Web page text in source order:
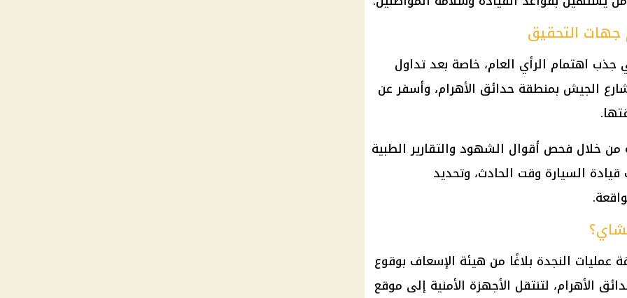
جهات التحقيق
اهتمام الرأي العام، خاصة بعد تداول
الجيش بمنطقة حدائق الأهرام، وأسفر عن
خلال فحص أقوال الشهود والتقارير الطبية
السيارة وقت الحادث، وتحديد
عمليات النجدة بلاغًا من هيئة الإسعاف بوقوع
الأهرام، لتنتقل الأجهزة الأمنية إلى موقع